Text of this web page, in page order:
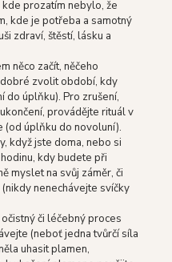
prozatím nebylo, že
kde je potřeba a samotný
zdraví, štěstí, lásku a
něco začít, něčeho
zvolit období, kdy
do úplňku). Pro zrušení,
provádějte rituál v
(od úplňku do novoluní).
když jste doma, nebo si
kdy budete při
myslet na svůj záměr, či
nenechávejte svíčky
či léčebný proces
(neboť jedna tvůrčí síla
uhasit plamen,